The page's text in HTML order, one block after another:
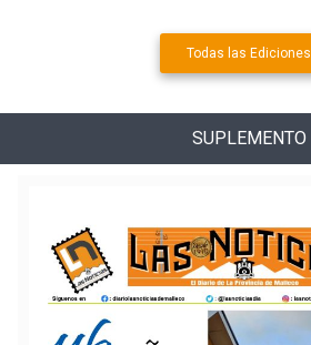
Todas las Ediciones
SUPLEMENTO